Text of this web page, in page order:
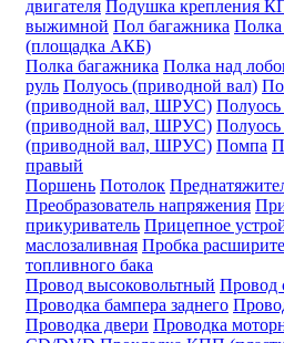
двигателя Подушка крепления
выжимной Пол багажника Полка
(площадка АКБ)
Полка багажника Полка над
руль Полуось (приводной вал)
(приводной вал, ШРУС) Полуось
(приводной вал, ШРУС) Полуось
(приводной вал, ШРУС) Помпа
правый
Поршень Потолок
Преобразователь напряжения
прикуриватель Прицепное
маслозаливная Пробка
топливного бака
Провод высоковольтный Провод
Проводка бампера заднего
Проводка двери Проводка